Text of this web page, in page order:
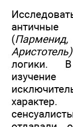
(
Аристотель)
логики. В